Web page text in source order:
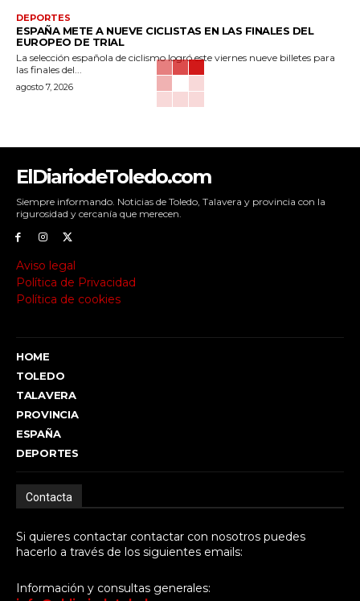
DEPORTES
ESPAÑA METE A NUEVE CICLISTAS EN LAS FINALES DEL
EUROPEO DE TRIAL
La selección española de ciclismo logró este viernes nueve billetes para
las finales del...
agosto 7, 2026
ElDiariodeToledo.com
Siempre informando. Noticias de Toledo, Talavera y provincia con la
rigurosidad y cercanía que merecen.
Aviso legal
Política de Privacidad
Política de cookies
HOME
TOLEDO
TALAVERA
PROVINCIA
ESPAÑA
DEPORTES
Contacta
Si quieres contactar contactar con nosotros puedes
hacerlo a través de los siguientes emails:
Información y consultas generales: